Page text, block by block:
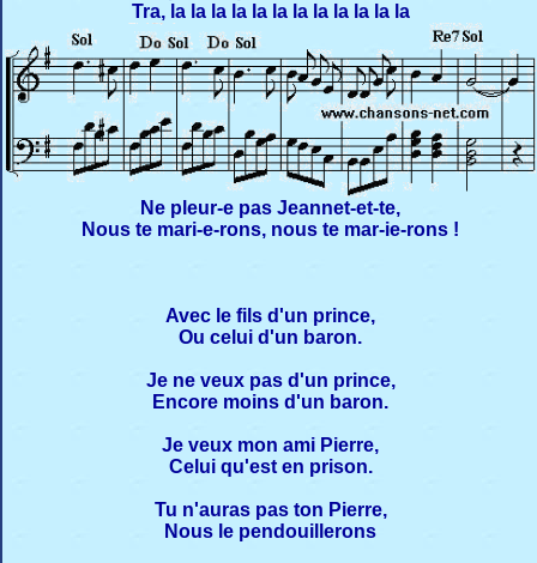
Tra, la la la la la la la la la la la la
Ne pleur-e pas Jeannet-et-te,
Nous te mari-e-rons, nous te mar-ie-rons !
Avec le fils d'un prince,
Ou celui d'un baron.
Je ne veux pas d'un prince,
Encore moins d'un baron.
Je veux mon ami Pierre,
Celui qu'est en prison.
Tu n'auras pas ton Pierre,
Nous le pendouillerons